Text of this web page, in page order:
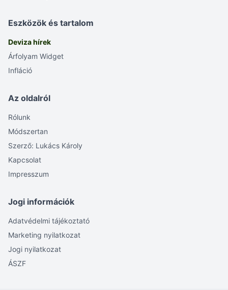
Eszközök és tartalom
Deviza hírek
Árfolyam Widget
Infláció
Az oldalról
Rólunk
Módszertan
Szerző: Lukács Károly
Kapcsolat
Impresszum
Jogi információk
Adatvédelmi tájékoztató
Marketing nyilatkozat
Jogi nyilatkozat
ÁSZF